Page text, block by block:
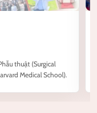
thuật (Surgical
Medical School).